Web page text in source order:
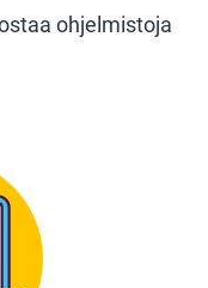
ohjelmistoja